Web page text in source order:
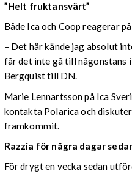
”Helt fruktansvärt”
Både Ica och Coop reagerar
– Det här kände jag absolut
får det inte gå till någonstans
Bergquist till DN.
Marie Lennartsson på Ica
kontakta Polarica och
framkommit.
Razzia för några dagar
För drygt en vecka sedan